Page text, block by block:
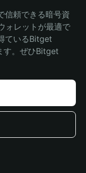
信頼できる暗号資
ォレットが最適で
ているBitget
す。ぜひBitget